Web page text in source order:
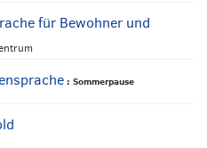
für Bewohner und
: Sommerpause